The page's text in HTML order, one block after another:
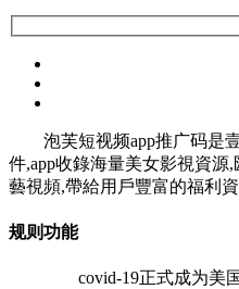
泡芙短视频app推广码是壹
件,app收錄海量美女影視資
藝視頻,帶給用戶豐富的福利
规则功能
covid-19正式成为美国近期